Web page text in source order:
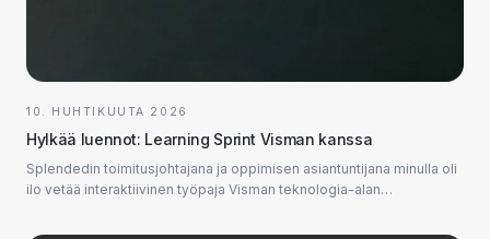
10. HUHTIKUUTA 2026
Hylkää luennot: Learning Sprint Visman kanssa
Splendedin toimitusjohtajana ja oppimisen asiantuntijana minulla oli
ilo vetää interaktiivinen työpaja Visman teknologia-alan